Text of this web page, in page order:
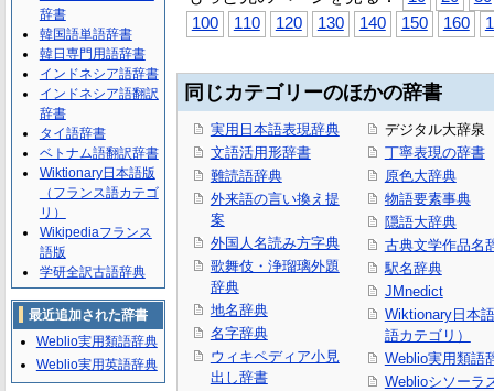
100
110 120 130 140 150 160
同じカテゴリーのほかの辞書
実用日本語表現辞典
文語活用形辞書
難読語辞典
外来語の言い換え提
案
外国人名読み方字典
歌舞伎・浄瑠璃外題
辞典
地名辞典
名字辞典
ウィキペディア小見
出し辞書
デジタル大辞泉
丁寧表現の辞書
原色大辞典
物語要素事典
隠語大辞典
古典文学作品名
駅名辞典
JMnedict
Wiktionary日本
語カテゴリ）
Weblio実用類語
Weblioシソーラ
辞書
韓国語単語辞書
韓日専門用語辞書
インドネシア語辞書
インドネシア語翻訳
辞書
タイ語辞書
ベトナム語翻訳辞書
Wiktionary日本語版
（フランス語カテゴ
リ）
Wikipediaフランス
語版
学研全訳古語辞典
最近追加された辞書
Weblio実用類語辞典
Weblio実用英語辞典